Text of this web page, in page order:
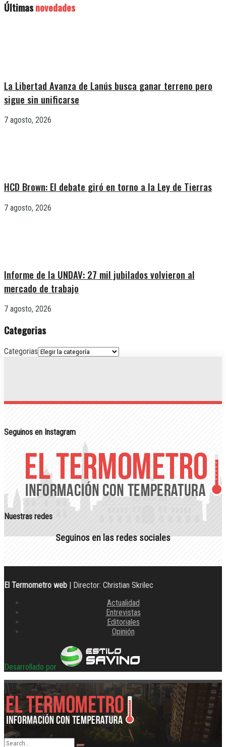
Últimasnovedades
La Libertad Avanza de Lanús busca ganar terreno pero
sigue sin unificarse
7 agosto, 2026
HCD Brown: El debate giró en torno a la Ley de Tierras
7 agosto, 2026
Informe de la UNDAV: 27 mil jubilados volvieron al
mercado de trabajo
7 agosto, 2026
Categorias
Categorias
Seguinos en Instagram
Nuestras redes
Seguinos en las redes sociales
El Termometro web | Director: Christian Skrilec
Actualidad
Entrevistas
Editoriales
Opinión
Desarrollado por